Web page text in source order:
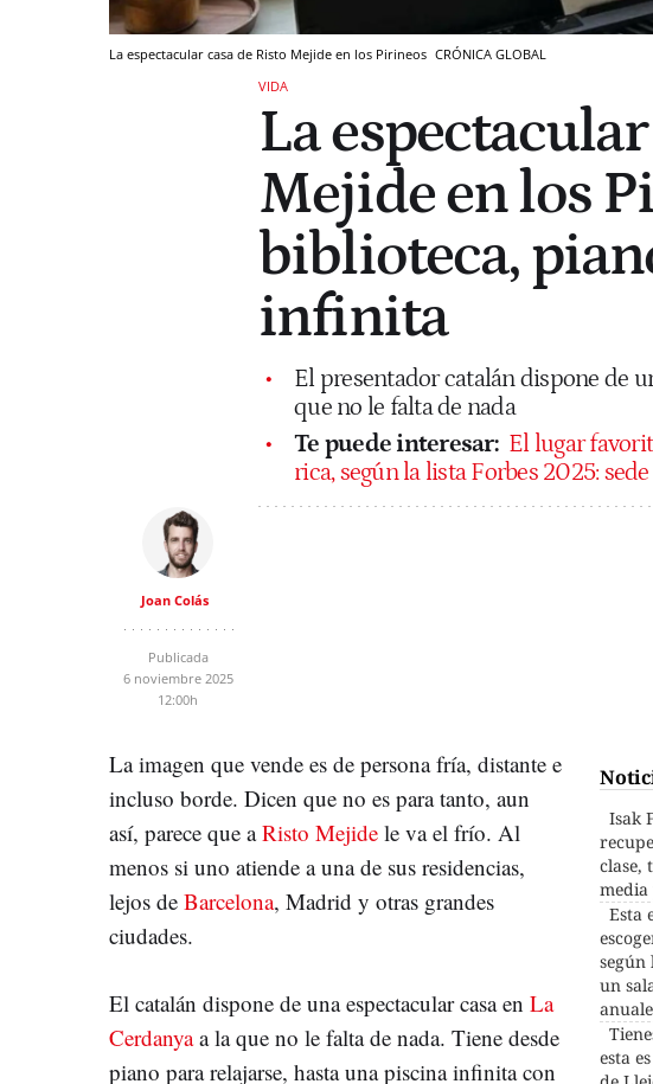
La espectacular casa de Risto Mejide en los Pirineos CRÓNICA GLOBAL
VIDA
La
Mejide en los
biblioteca,
infinita
El presentador catalán dispone de
que no le falta de nada
Te puede interesar: El lugar
rica, según la lista Forbes 2025:
Joan Colás
Publicada
6 noviembre 2025
12:00h
Isak
clase,
media
Esta
según
un
esta
La imagen que vende es de persona fría, distante e
incluso borde. Dicen que no es para tanto, aun
así, parece que aRisto Mejide le va el frío. Al
menos si uno atiende a una de sus residencias,
lejos de Barcelona, Madrid y otras grandes
ciudades.
El catalán dispone de una espectacular casa en La
Cerdanyaa la que no le falta de nada. Tiene desde
piano para relajarse, hasta una piscina infinita con